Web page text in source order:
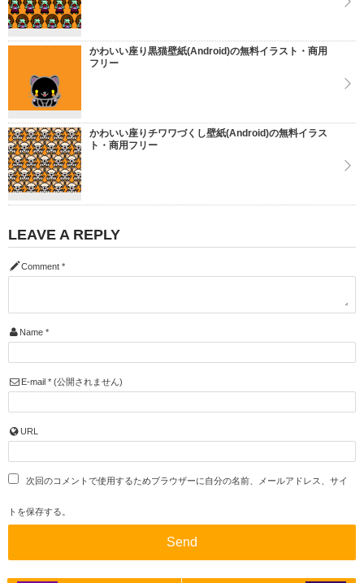
かわいい座り黒猫壁紙(Android)の無料イラスト・商用
フリー
かわいい座りチワワづくし壁紙(Android)の無料イラス
ト・商用フリー
LEAVE A REPLY
Comment *
Name *
E-mail *(公開されません)
URL
次回のコメントで使用するためブラウザーに自分の名前、メールアドレス、サイ
トを保存する。